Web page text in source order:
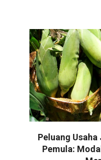
Peluang
Pemula: